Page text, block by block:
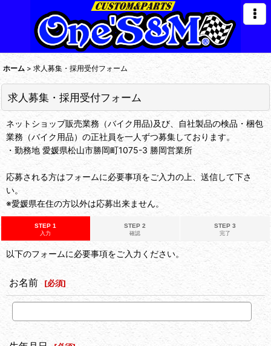
ホーム > 求人募集・採用受付フォーム
求人募集・採用受付フォーム
ネットショップ販売業務（バイク用品)及び、自社製品の検品・梱包
業務（バイク用品）の正社員を一人ずつ募集しております。
・勤務地 愛媛県松山市勝岡町1075-3 勝岡営業所
応募される方はフォームに必要事項をご入力の上、送信して下さ
い。
※愛媛県在住の方以外は応募出来ません。
STEP 1
入力
STEP 2
確認
STEP 3
完了
以下のフォームに必要事項をご入力ください。
お名前 [必須]